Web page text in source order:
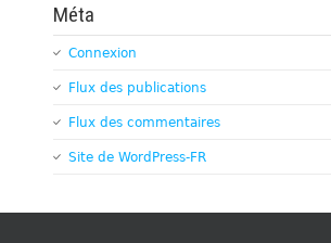
Méta
Connexion
Flux des publications
Flux des commentaires
Site de WordPress-FR